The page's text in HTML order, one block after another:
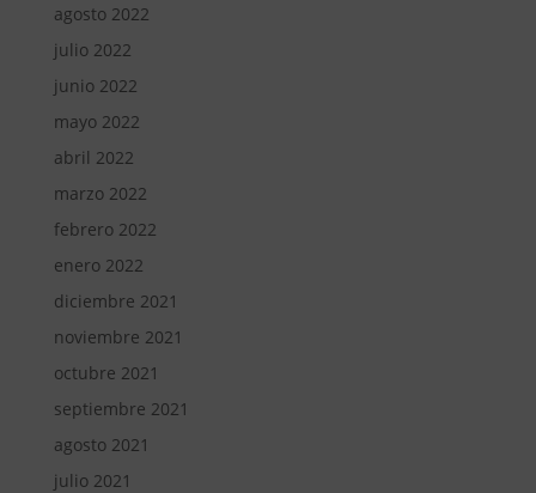
agosto 2022
julio 2022
junio 2022
mayo 2022
abril 2022
marzo 2022
febrero 2022
enero 2022
diciembre 2021
noviembre 2021
octubre 2021
septiembre 2021
agosto 2021
julio 2021